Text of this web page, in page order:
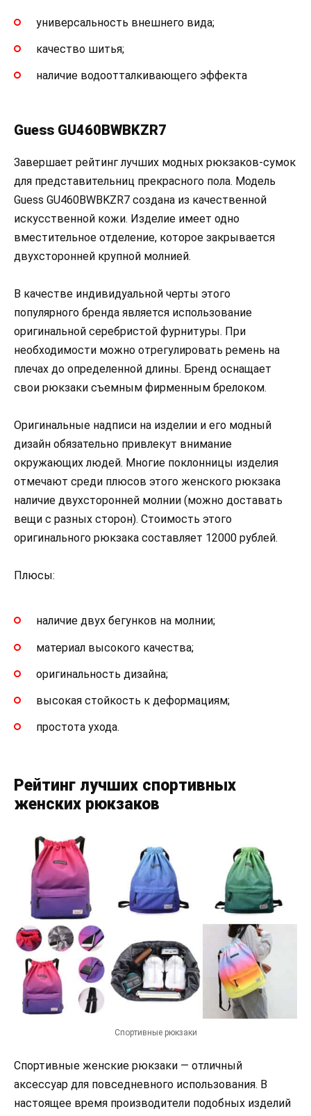
универсальность внешнего вида;
качество шитья;
наличие водоотталкивающего эффекта
Guess GU460BWBKZR7
Завершает рейтинг лучших модных рюкзаков-сумок
для представительниц прекрасного пола. Модель
Guess GU460BWBKZR7 создана из качественной
искусственной кожи. Изделие имеет одно
вместительное отделение, которое закрывается
двухсторонней крупной молнией.
В качестве индивидуальной черты этого
популярного бренда является использование
оригинальной серебристой фурнитуры. При
необходимости можно отрегулировать ремень на
плечах до определенной длины. Бренд оснащает
свои рюкзаки съемным фирменным брелоком.
Оригинальные надписи на изделии и его модный
дизайн обязательно привлекут внимание
окружающих людей. Многие поклонницы изделия
отмечают среди плюсов этого женского рюкзака
наличие двухсторонней молнии (можно доставать
вещи с разных сторон). Стоимость этого
оригинального рюкзака составляет 12000 рублей.
Плюсы:
наличие двух бегунков на молнии;
материал высокого качества;
оригинальность дизайна;
высокая стойкость к деформациям;
простота ухода.
Рейтинг лучших спортивных
женских рюкзаков
Спортивные рюкзаки
Спортивные женские рюкзаки — отличный
аксессуар для повседневного использования. В
настоящее время производители подобных изделий